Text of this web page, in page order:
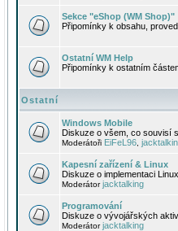
Sekce "eShop (WM Shop)"
Připomínky k obsahu,
Ostatní WM Help
Připomínky k ostatním
Ostatní
Windows Mobile
Diskuze o všem, co souvisí
Moderátoři EiFeL96
Kapesní zařízení & Linux
Diskuze o implementaci
Moderátorjacktalking
Programování
Diskuze o vývojářských
Moderátorjacktalking